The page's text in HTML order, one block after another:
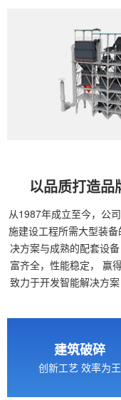
以品质打造
从1987年成立至今，公
施建设工程所需大型装备
决方案与成熟的配套设
富齐全，性能稳定，
赢
致力于开发智能解决方
建筑破碎
创新工艺 效率为王